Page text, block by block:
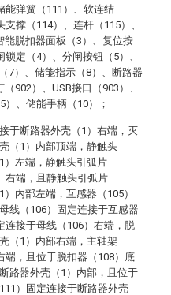
能弹簧（111）、软连结
支撑（114）、连杆（115）、
能脱扣器面板（3）、复位按
定（4）、分闸按钮（5）、
7）、储能指示（8）、断路器
902）、USB接口（903）、
、储能手柄（10）；
于断路器外壳（1）右端，灭
（1）内部顶端，静触头
）左端，静触头引弧片
右端，且静触头引弧片
内部左端，互感器（105）
线（106）固定连接于互感器
连接于母线（106）右端，脱
（1）内部右端，主轴架
端，且位于脱扣器（108）底
路器外壳（1）内部，且位于
）固定连接于断路器外壳